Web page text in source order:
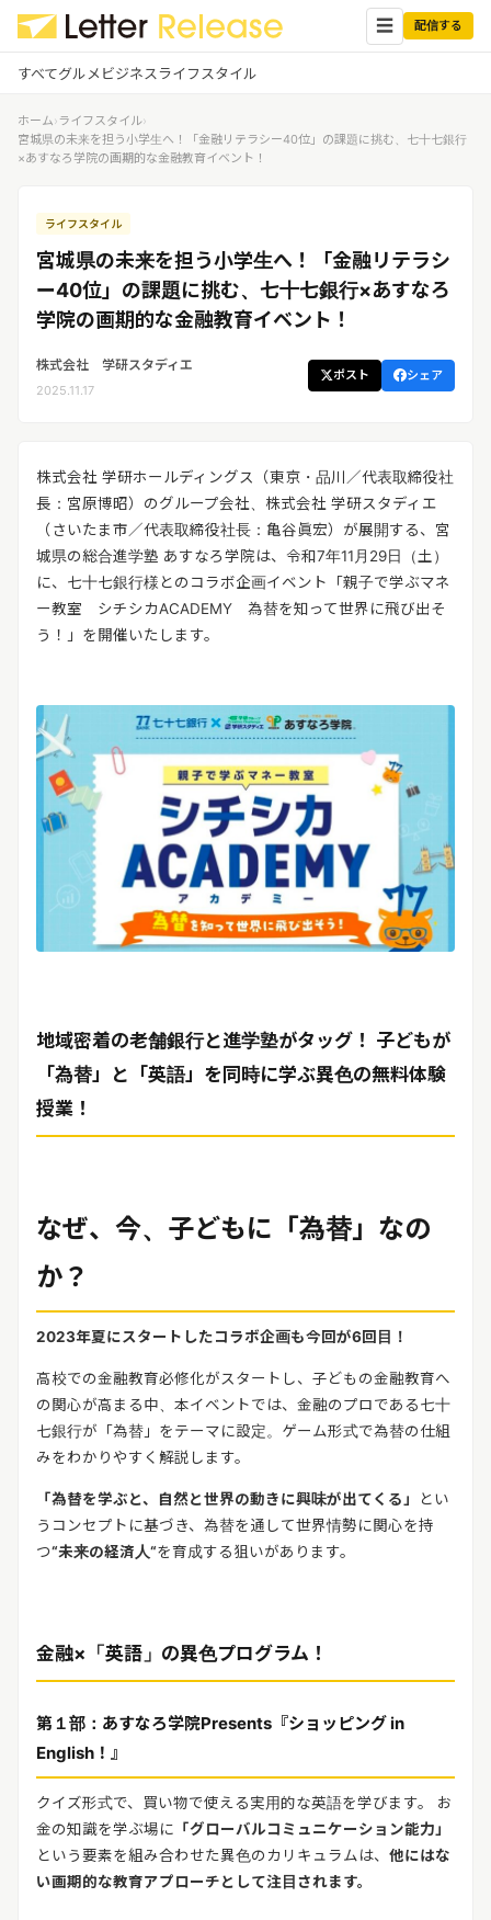
☰ 配信する
すべてグルメビジネスライフスタイル
グルメ
ビジネス
リリースを配信する
ログイン ✕
企業ユーザーでログイン
する
受信 レターリリース受信ユーザー
メディアユーザーでログインする
レターリリースを受信（メディア登
ホーム›ライフスタイル›
宮城県の未来を担う小学生へ！「金融リテラシー40位」の課題に挑む、七十七銀行
×あすなろ学院の画期的な金融教育イベント！
ライフスタイル
宮城県の未来を担う小学生へ！「金融リテラシ
ー40位」の課題に挑む、七十七銀行×あすなろ
学院の画期的な金融教育イベント！
株式会社 学研スタディエ
2025.11.17
ポスト シェア
株式会社 学研ホールディングス（東京・品川／代表取締役社
長：宮原博昭）のグループ会社、株式会社 学研スタディエ
（さいたま市／代表取締役社長：亀谷眞宏）が展開する、宮
城県の総合進学塾 あすなろ学院は、令和7年11 月 29日（土）
に、七十七銀行様とのコラボ企画イベント「親子で学ぶマネ
ー教室 シチシカACADEMY 為替を知って世界に飛び出そ
う！」を開催いたします。
地域密着の老舗銀行と進学塾がタッグ！ 子どもが
「為替」と「英語」を同時に学ぶ異色の無料体験
授業！
なぜ、今、子どもに「為替」なの
か？
2023年夏にスタートしたコラボ企画も今回が6回目！
高校での金融教育必修化がスタートし、子どもの金融教育へ
の関心が高まる中、本イベントでは、金融のプロである七十
七銀行が「為替」をテーマに設定。ゲーム形式で為替の仕組
みをわかりやすく解説します。
「為替を学ぶと、自然と世界の動きに興味が出てくる」
とい
うコンセプトに基づき、為替を通して世界情勢に関心を持
つ“未来の経済人“を育成する狙いがあります。
金融× 「英語」の異色プログラム！
第１部：あすなろ学院Presents 『ショッピングin
English ！』
クイズ形式で、買い物で使える実用的な英語を学びます。 お
金の知識を学ぶ場に 「グローバルコミュニケーション能力」
という要素を組み合わせた異色のカリキュラムは、 他にはな
い画期的な教育アプローチとして注目されます。